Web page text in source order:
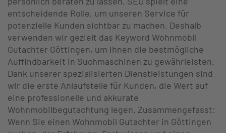
entscheidende Rolle, um unseren Service für
potenzielle Kunden sichtbar zu machen. Deshalb
verwenden wir gezielt das Keyword Wohnmobil
Gutachter Göttingen, um Ihnen die bestmögliche
Auffindbarkeit in Suchmaschinen zu gewährleisten.
Dank unserer spezialisierten Dienstleistungen sind
wir die erste Anlaufstelle für Kunden, die Wert auf
eine professionelle und akkurate
Wohnmobilbegutachtung legen. Zusammengefasst:
Wenn Sie einen Wohnmobil Gutachter in Göttingen